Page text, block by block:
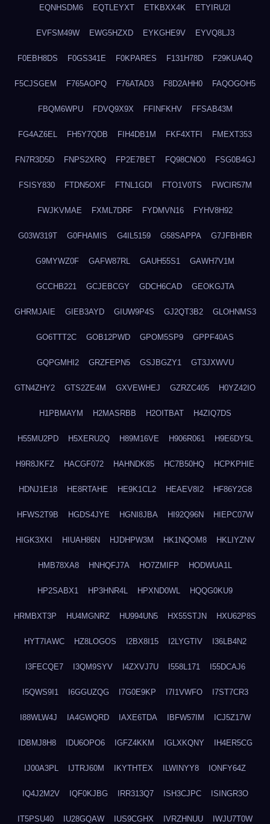
EQNHSDM6 EQTLEYXT ETKBXX4K ETYIRU2I
EVFSM49W EWG5HZXD EYKGHE9V EYVQ8LJ3
F0EBH8DS F0GS341E F0KPARES F131H78D F29KUA4Q
F5CJSGEM F765AOPQ F76ATAD3 F8D2AHH0 FAQOGOH5
FBQM6WPU FDVQ9X9X FFINFKHV FFSAB43M
FG4AZ6EL FH5Y7QDB FIH4DB1M FKF4XTFI FMEXT353
FN7R3D5D FNPS2XRQ FP2E7BET FQ98CNO0 FSG0B4GJ
FSISY830 FTDN5OXF FTNL1GDI FTO1V0TS FWCIR57M
FWJKVMAE FXML7DRF FYDMVN16 FYHV8H92
G03W319T G0FHAMIS G4IL5159 G58SAPPA G7JFBHBR
G9MYWZ0F GAFW87RL GAUH55S1 GAWH7V1M
GCCHB221 GCJEBCGY GDCH6CAD GEOKGJTA
GHRMJAIE GIEB3AYD GIUW9P4S GJ2QT3B2 GLOHNMS3
GO6TTT2C GOB12PWD GPOM5SP9 GPPF40AS
GQPGMHI2 GRZFEPN5 GSJBGZY1 GT3JXWVU
GTN4ZHY2 GTS2ZE4M GXVEWHEJ GZRZC405 H0YZ42IO
H1PBMAYM H2MASRBB H2OITBAT H4ZIQ7DS
H55MU2PD H5XERU2Q H89M16VE H906R061 H9E6DY5L
H9R8JKFZ HACGF072 HAHNDK85 HC7B50HQ HCPKPHIE
HDNJ1E18 HE8RTAHE HE9K1CL2 HEAEV8I2 HF86Y2G8
HFWS2T9B HGDS4JYE HGNI8JBA HI92Q96N HIEPC07W
HIGK3XKI HIUAH86N HJDHPW3M HK1NQOM8 HKLIYZNV
HMB78XA8 HNHQFJ7A HO7ZMIFP HODWUA1L
HP2SABX1 HP3HNR4L HPXND0WL HQQG0KU9
HRMBXT3P HU4MGNRZ HU994UN5 HX55STJN HXU62P8S
HYT7IAWC HZ8LOGOS I2BX8I15 I2LYGTIV I36LB4N2
I3FECQE7 I3QM9SYV I4ZXVJ7U I558L171 I55DCAJ6
I5QWS9I1 I6GGUZQG I7G0E9KP I7I1VWFO I7ST7CR3
I88WLW4J IA4GWQRD IAXE6TDA IBFW57IM ICJ5Z17W
IDBMJ8H8 IDU6OPO6 IGFZ4KKM IGLXKQNY IH4ER5CG
IJ00A3PL IJTRJ60M IKYTHTEX ILWINYY8 IONFY64Z
IQ4J2M2V IQF0KJBG IRR313Q7 ISH3CJPC ISINGR3O
IT5PSU40 IU28GQAW IUS9CGHX IVRZHNUU IWJU7T0W